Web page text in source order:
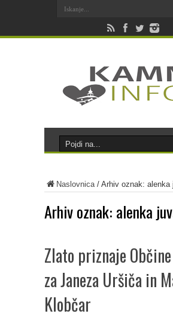
Naslovnica/ Arhiv oznak: alenka
Arhiv oznak: alenka
Zlato priznaje
za Janeza Uršiča in
Klobčar